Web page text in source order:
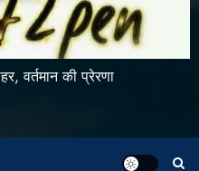
वर्तमान की प्रेरणा